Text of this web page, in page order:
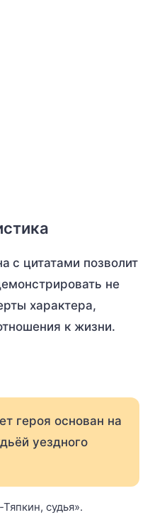
с цитатами позволит
не
характера,
к жизни.
героя основан на
уездного
судья».